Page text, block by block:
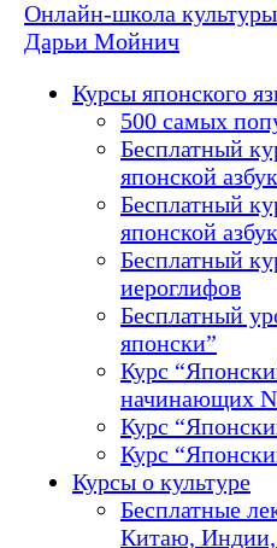
Онлайн-школа
Дарьи Мойнич
Курсы японского
500 самых
Бесплатный
японской
Бесплатный
японской
Бесплатный
иероглифов
Бесплатный
японски”
Курс
начинающих
Курс
Курс
Курсы о культуре
Бесплатные
Китаю, Индии,